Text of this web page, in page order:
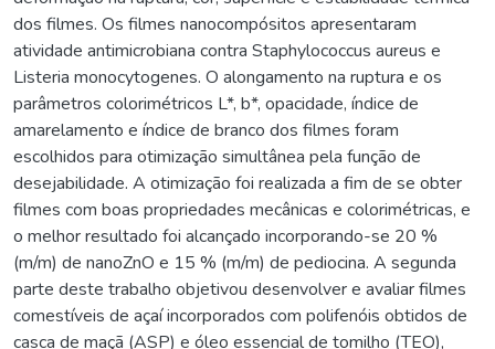
dos filmes. Os filmes nanocompósitos apresentaram
atividade antimicrobiana contra Staphylococcus aureus e
Listeria monocytogenes. O alongamento na ruptura e os
parâmetros colorimétricos L*, b*, opacidade, índice de
amarelamento e índice de branco dos filmes foram
escolhidos para otimização simultânea pela função de
desejabilidade. A otimização foi realizada a fim de se obter
filmes com boas propriedades mecânicas e colorimétricas, e
o melhor resultado foi alcançado incorporando-se 20 %
(m/m) de nanoZnO e 15 % (m/m) de pediocina. A segunda
parte deste trabalho objetivou desenvolver e avaliar filmes
comestíveis de açaí incorporados com polifenóis obtidos de
casca de maçã (ASP) e óleo essencial de tomilho (TEO),